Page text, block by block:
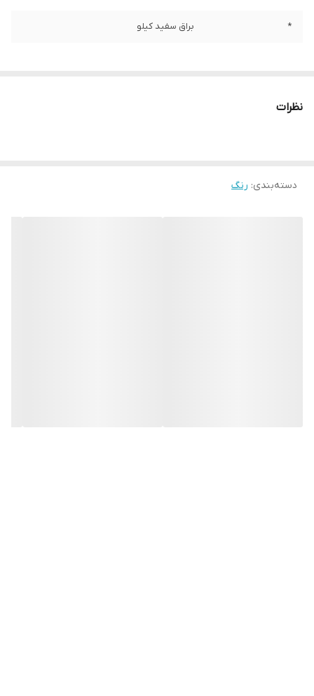
* براق سفید کیلو
نظرات
دسته‌بندی: رنگ